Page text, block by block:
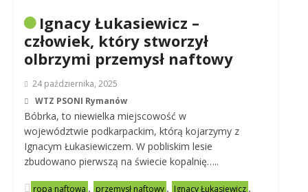
Ignacy Łukasiewicz –
człowiek, który stworzył
olbrzymi przemysł naftowy
24 października, 2025
WTZ PSONI Rymanów
Bóbrka, to niewielka miejscowość w
województwie podkarpackim, którą kojarzymy z
Ignacym Łukasiewiczem. W pobliskim lesie
zbudowano pierwszą na świecie kopalnię…..
ropa naftowa , przemysł naftowy , Ignacy Łukasiewicz ,